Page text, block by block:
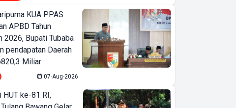
KUA PPAS
APBD Tahun
2026, Bupati Tubaba
pendapatan Daerah
Miliar
07-Aug-2026
HUT ke-81 RI,